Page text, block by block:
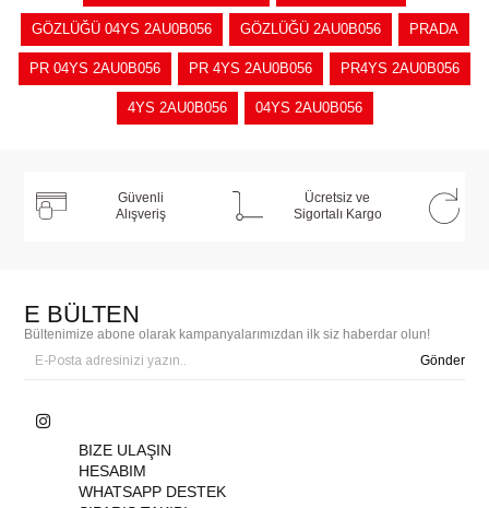
GÖZLÜĞÜ 04YS 2AU0B056 GÖZLÜĞÜ 2AU0B056 PRADA
PR 04YS 2AU0B056 PR 4YS 2AU0B056 PR4YS 2AU0B056
4YS 2AU0B056 04YS 2AU0B056
Güvenli
Alışveriş
Ücretsiz ve
Sigortalı Kargo
E BÜLTEN
Bültenimize abone olarak kampanyalarımızdan ilk siz haberdar olun!
Gönder
BIZE ULAŞIN
HESABIM
WHATSAPP DESTEK